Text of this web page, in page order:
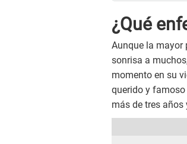
¿Qué
Aunque la mayor
sonrisa a
momento en su
querido y
más de tres años